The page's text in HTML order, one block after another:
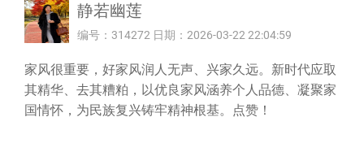
静若幽莲
编号：314272 日期：2026-03-22 22:04:59
家风很重要，好家风润人无声、兴家久远。新时代应取
其精华、去其糟粕，以优良家风涵养个人品德、凝聚家
国情怀，为民族复兴铸牢精神根基。点赞！